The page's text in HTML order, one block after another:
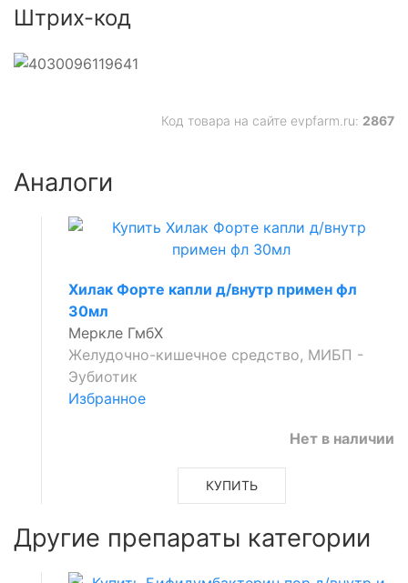
Штрих-код
Код товара на сайте evpfarm.ru: 2867
Аналоги
Хилак Форте капли д/внутр примен фл
30мл
Меркле ГмбХ
Желудочно-кишечное средство, МИБП -
Эубиотик
Избранное
Нет в наличии
КУПИТЬ
Другие препараты категории